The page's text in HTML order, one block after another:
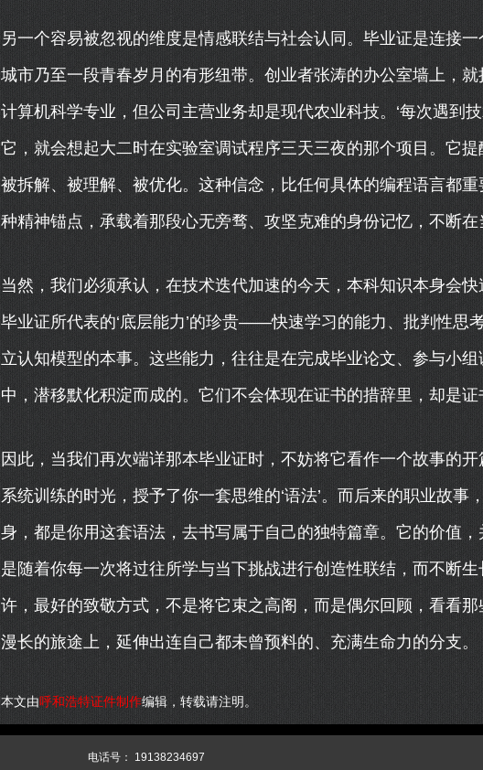
另一个容易被忽视的维度是情感联结与社会认同。毕业证是连接
城市乃至一段青春岁月的有形纽带。创业者张涛的办公室墙上，
计算机科学专业，但公司主营业务却是现代农业科技。‘每次遇到
它，就会想起大二时在实验室调试程序三天三夜的那个项目。它
被拆解、被理解、被优化。这种信念，比任何具体的编程语言都重
种精神锚点，承载着那段心无旁骛、攻坚克难的身份记忆，不断在
当然，我们必须承认，在技术迭代加速的今天，本科知识本身会
毕业证所代表的‘底层能力’的珍贵——快速学习的能力、批判性思
立认知模型的本事。这些能力，往往是在完成毕业论文、参与小
中，潜移默化积淀而成的。它们不会体现在证书的措辞里，却是证
因此，当我们再次端详那本毕业证时，不妨将它看作一个故事的
系统训练的时光，授予了你一套思维的‘语法’。而后来的职业故事
身，都是你用这套语法，去书写属于自己的独特篇章。它的价值
是随着你每一次将过往所学与当下挑战进行创造性联结，而不断
许，最好的致敬方式，不是将它束之高阁，而是偶尔回顾，看看
漫长的旅途上，延伸出连自己都未曾预料的、充满生命力的分支。
本文由呼和浩特证件制作编辑，转载请注明。
电话号： 19138234697